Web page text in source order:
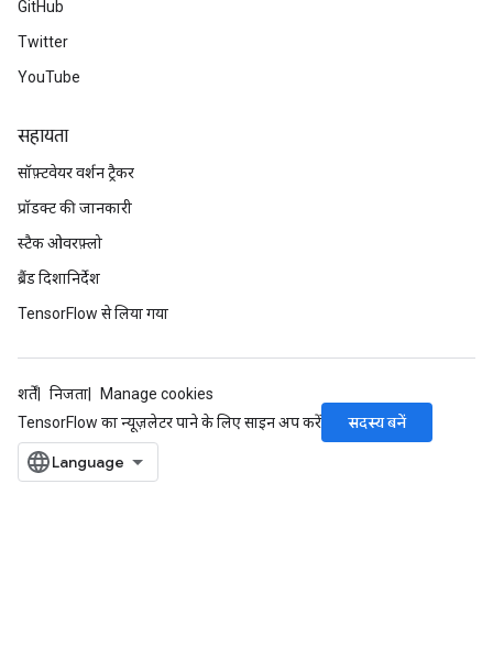
GitHub
Twitter
YouTube
सहायता
सॉफ़्टवेयर वर्शन ट्रैकर
प्रॉडक्ट की जानकारी
स्टैक ओवरफ़्लो
ब्रैंड दिशानिर्देश
TensorFlow से लिया गया
शर्तें निजता
Manage cookies
TensorFlow का न्यूज़लेटर पाने के लिए साइन अप करें
सदस्य बनें